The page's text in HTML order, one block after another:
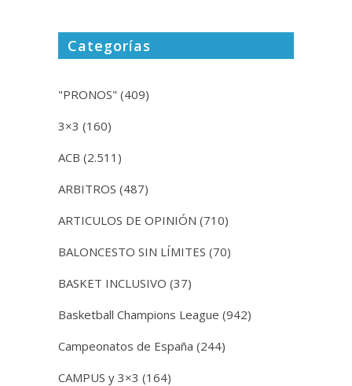
Categorías
"PRONOS" (409)
3×3 (160)
ACB (2.511)
ARBITROS (487)
ARTICULOS DE OPINIÓN (710)
BALONCESTO SIN LÍMITES (70)
BASKET INCLUSIVO (37)
Basketball Champions League (942)
Campeonatos de España (244)
CAMPUS y 3×3 (164)